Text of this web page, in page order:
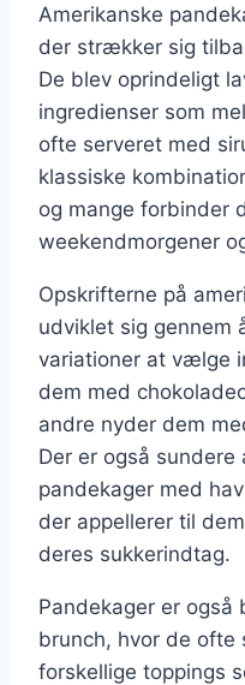
Amerikanske
der strækker sig
De blev oprindeligt
ingredienser som
ofte serveret med
klassiske
og mange forbinder
weekendmorgener
Opskrifterne på
udviklet sig gennem
variationer at vælge
dem med
andre nyder dem
Der er også sundere
pandekager med
der appellerer til
deres sukkerindtag.
Pandekager er
brunch, hvor de
forskellige toppings